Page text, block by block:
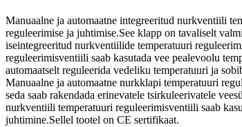
Manuaalne ja automaatne integreeritud nurkventiili
reguleerimise ja juhtimise.See klapp on tavaliselt
iseintegreeritud nurkventiilide temperatuuri
reguleerimisventiili saab kasutada vee pealevoolu
automaatselt reguleerida vedeliku temperatuuri ja
Manuaalne ja automaatne nurkklapi temperatuuri
seda saab rakendada erinevatele tsirkuleerivatele
nurkventiili temperatuuri reguleerimisventiili saab
juhtimine.Sellel tootel on CE sertifikaat.